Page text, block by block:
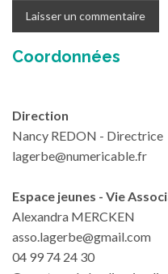
Coordonnées
Direction
Nancy REDON - Directrice
lagerbe@numericable.fr
Espace jeunes - Vie
Alexandra MERCKEN
asso.lagerbe@gmail.com
04 99 74 24 30